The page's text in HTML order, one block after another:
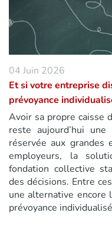
04 Juin 2026
Et si votre entreprise
prévoyance
Avoir sa propre caisse
reste aujourd’hui
réservée aux grandes
employeurs, la
fondation collective
des décisions. Entre
une alternative encore
prévoyance